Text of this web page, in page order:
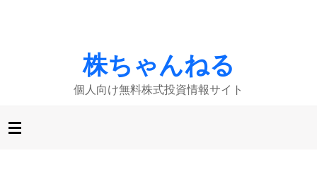
株ちゃんねる
個人向け無料株式投資情報サイト